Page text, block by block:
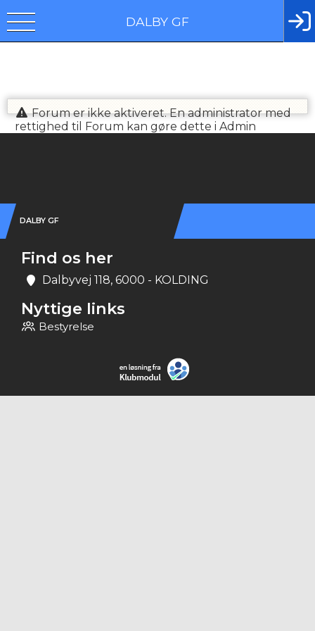
DALBY GF
Forum er ikke aktiveret. En administrator med
rettighed til Forum kan gøre dette i Admin
DALBY GF
Find os her
Dalbyvej 118, 6000 - KOLDING
Nyttige links
Bestyrelse